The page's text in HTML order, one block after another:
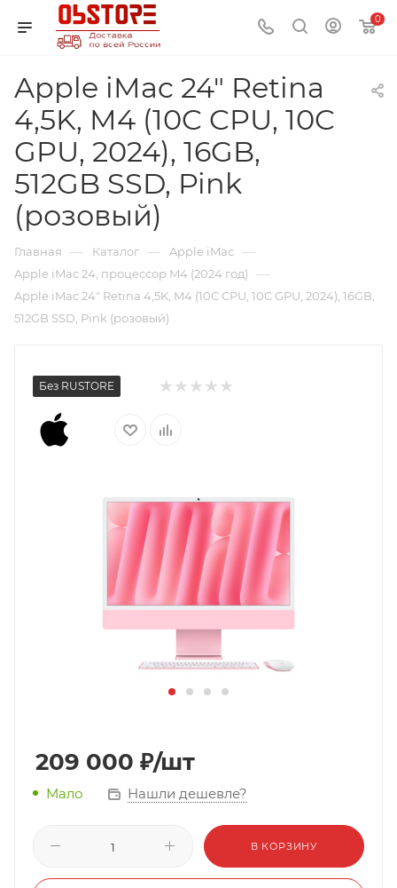
0
Apple iMac 24" Retina
4,5K, M4 (10C CPU, 10C
GPU, 2024), 16GB,
512GB SSD, Pink
(розовый)
Главная — Каталог — Apple iMac —
Apple iMac 24, процессор M4 (2024 год) —
Apple iMac 24" Retina 4,5K, M4 (10C CPU, 10C GPU, 2024), 16GB,
512GB SSD, Pink (розовый)
Без RUSTORE
209 000 ₽/шт
Мало Нашли дешевле?
В КОРЗИНУ